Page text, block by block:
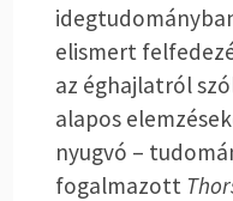
elismert
az éghajlatról
alapos
nyugvó –
fogalmazott